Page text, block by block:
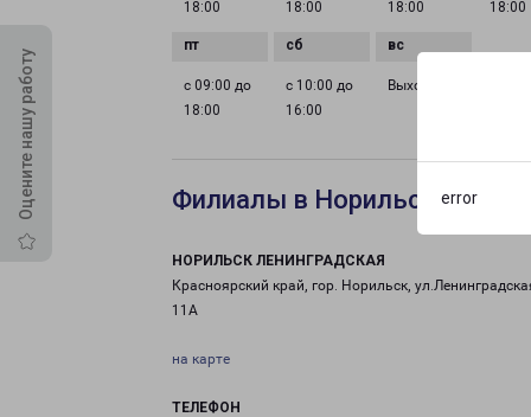
error
Оцените нашу работу
18:00
18:00
18:00
18:00
с 09:00 до
18:00
с 10:00 до
16:00
Выходной
Филиалы в Норильске
НОРИЛЬСК ЛЕНИНГРАДСКАЯ
Красноярский край, гор. Норильск,
11А
на карте
ТЕЛЕФОН